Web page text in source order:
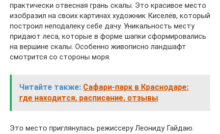
практически отвесная грань скалы. Это красивое место
изобразил на своих картинах художник Киселёв, который
построил неподалеку себе дачу. Уникальность месту
придают леса, которые в форме шапки сформировались
на вершине скалы. Особенно живописно ландшафт
смотрится со стороны моря.
Читайте также: Сафари-парк в Краснодаре:
где находится, расписание, отзывы
Это место приглянулась режиссеру Леониду Гайдаю.